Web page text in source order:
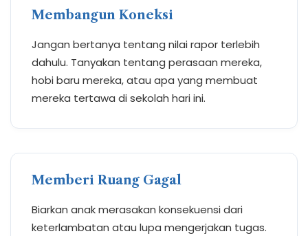
Membangun Koneksi
Jangan bertanya tentang nilai rapor terlebih
dahulu. Tanyakan tentang perasaan mereka,
hobi baru mereka, atau apa yang membuat
mereka tertawa di sekolah hari ini.
Memberi Ruang Gagal
Biarkan anak merasakan konsekuensi dari
keterlambatan atau lupa mengerjakan tugas.